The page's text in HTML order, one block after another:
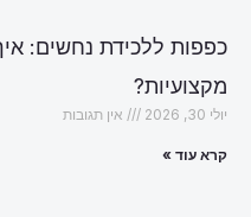
כפפות ללכידת נחשים:
מקצועיות?
יולי 30, 2026 אין תגובות
קרא עוד »